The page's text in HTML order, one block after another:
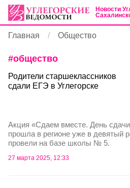
Новости
Главная Общество
#общество
Родители старшеклассников
сдали ЕГЭ в Углегорске
Акция «Сдаем вместе. День
прошла в регионе уже в девятый
провели на базе школы № 5.
27 марта 2025, 12:33